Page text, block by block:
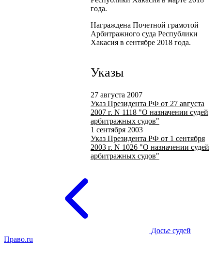
года.
Награждена Почетной грамотой
Арбитражного суда Республики
Хакасия в сентябре 2018 года.
Указы
27 августа 2007
Указ Президента РФ от 27 августа
2007 г. N 1118 "О назначении судей
арбитражных судов"
1 сентября 2003
Указ Президента РФ от 1 сентября
2003 г. N 1026 "О назначении судей
арбитражных судов"
Досье судей
Право.ru